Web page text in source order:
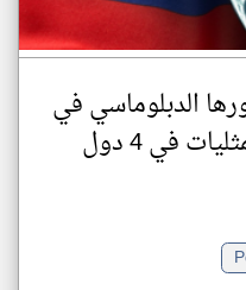
الدبلوماسي في
إفريقيا بافتتاح ممثليات في 4 دول